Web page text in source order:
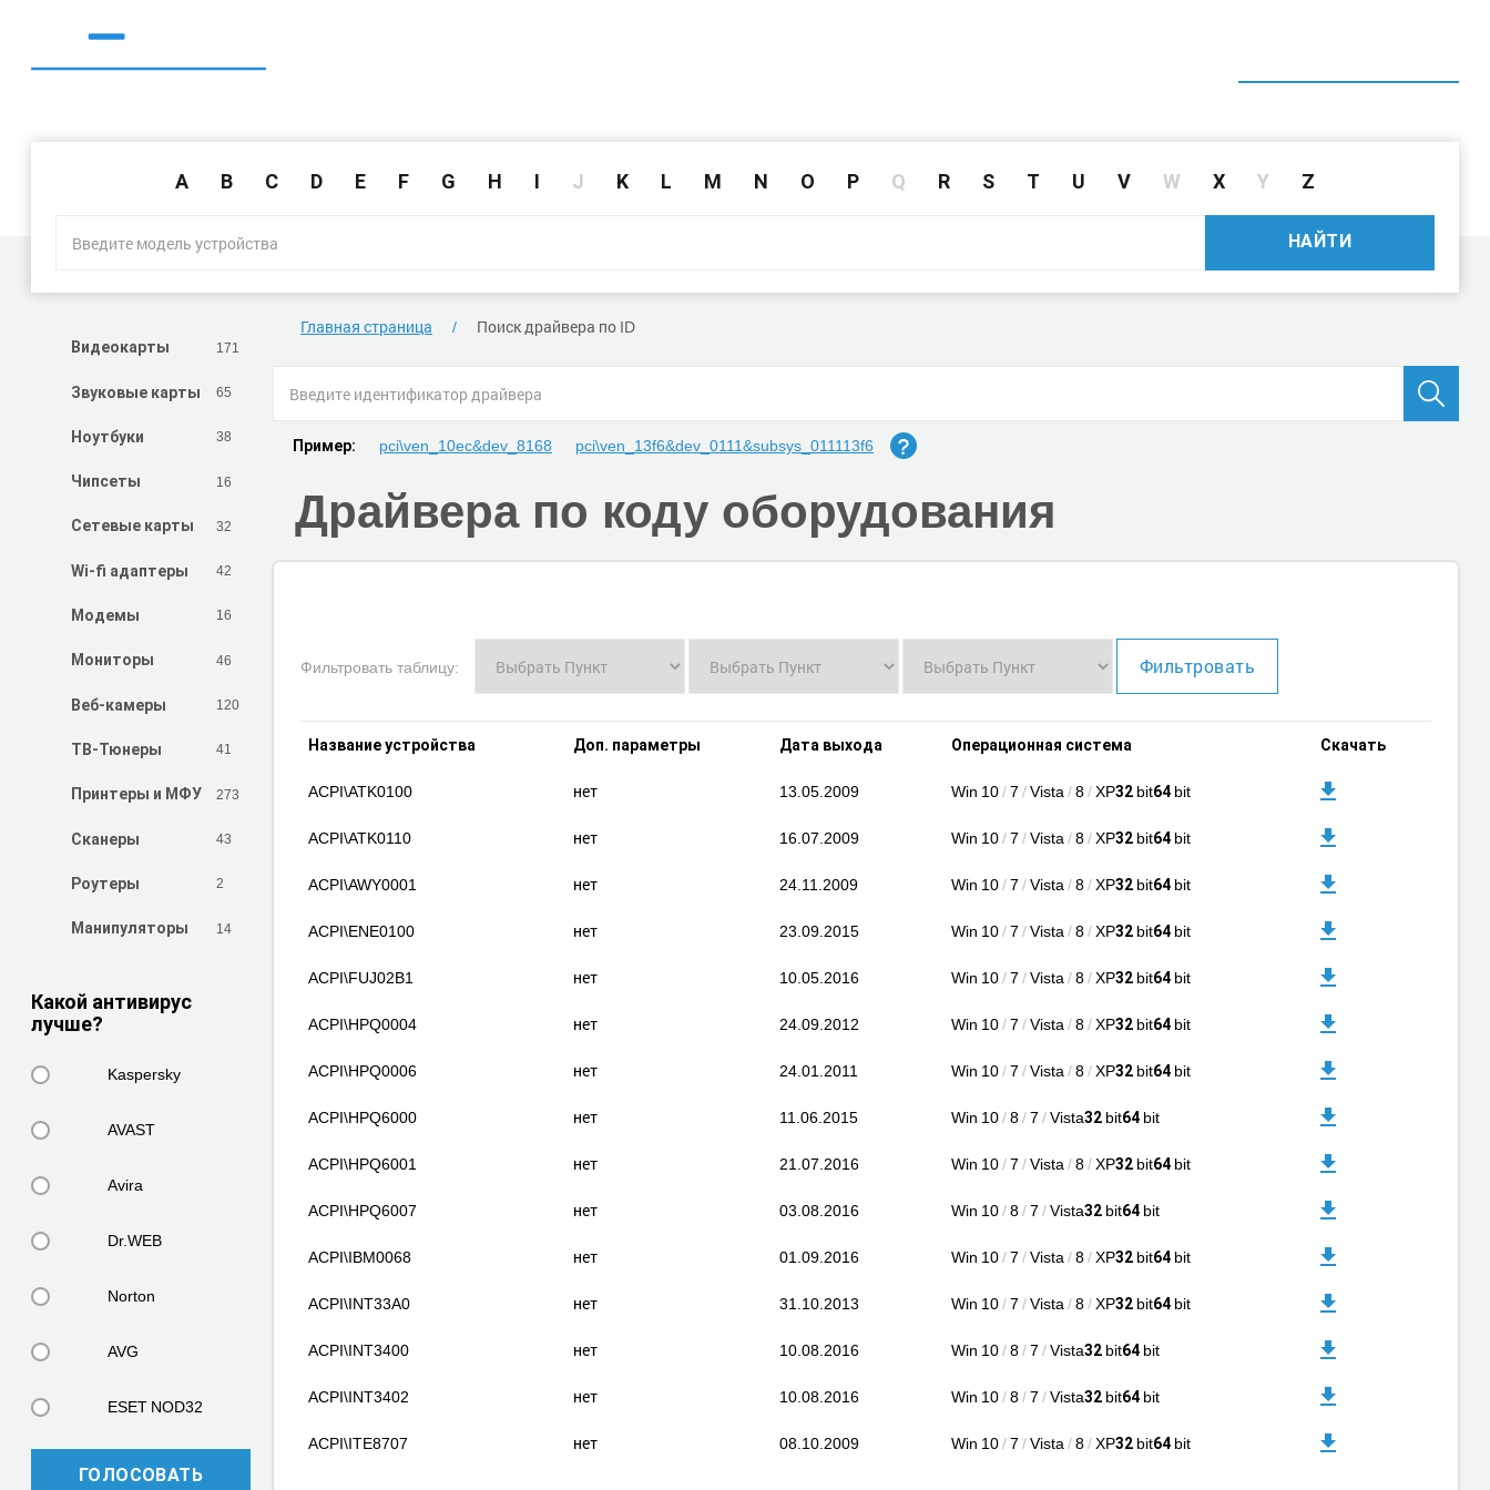
A B C D E F G H I J K L M N O P Q R S T U V W X Y Z
НАЙТИ
Видеокарты 171
Звуковые карты 65
Ноутбуки 38
Чипсеты 16
Сетевые карты 32
Wi-fi адаптеры 42
Модемы 16
Мониторы 46
Веб-камеры 120
ТВ-Тюнеры 41
Принтеры и МФУ 273
Сканеры 43
Роутеры 2
Манипуляторы 14
Какой антивирус
лучше?
Kaspersky
AVAST
Avira
Dr.WEB
Norton
AVG
ESET NOD32
ГОЛОСОВАТЬ
Главная страница Поиск драйвера по ID
Пример: pci\ven_10ec&dev_8168 pci\ven_13f6&dev_0111&subsys_011113f6
Драйвера по коду оборудования
Фильтровать таблицу: Фильтровать
Название устройства Доп. параметры Дата выхода Операционная система Скачать
ACPI\ATK0100 нет 13.05.2009 Win 10/7 /Vista/8/XP32 bit64 bit
ACPI\ATK0110 нет 16.07.2009 Win 10/7 /Vista/8/XP32 bit64 bit
ACPI\AWY0001 нет 24.11.2009 Win 10/7 /Vista/8/XP32 bit64 bit
ACPI\ENE0100 нет 23.09.2015 Win 10/7 /Vista/8/XP32 bit64 bit
ACPI\FUJ02B1 нет 10.05.2016 Win 10/7 /Vista/8/XP32 bit64 bit
ACPI\HPQ0004 нет 24.09.2012 Win 10/7 /Vista/8/XP32 bit64 bit
ACPI\HPQ0006 нет 24.01.2011 Win 10/7 /Vista/8/XP32 bit64 bit
ACPI\HPQ6000 нет 11.06.2015 Win 10/8/7 /Vista32 bit64 bit
ACPI\HPQ6001 нет 21.07.2016 Win 10/7 /Vista/8/XP32 bit64 bit
ACPI\HPQ6007 нет 03.08.2016 Win 10/8/7 /Vista32 bit64 bit
ACPI\IBM0068 нет 01.09.2016 Win 10/7 /Vista/8/XP32 bit64 bit
ACPI\INT33A0 нет 31.10.2013 Win 10/7 /Vista/8/XP32 bit64 bit
ACPI\INT3400 нет 10.08.2016 Win 10/8/7 /Vista32 bit64 bit
ACPI\INT3402 нет 10.08.2016 Win 10/8/7 /Vista32 bit64 bit
ACPI\ITE8707 нет 08.10.2009 Win 10/7 /Vista/8/XP32 bit64 bit